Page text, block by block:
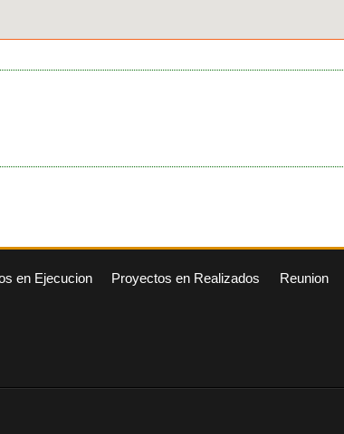
en Ejecucion Proyectos en Realizados Reunion